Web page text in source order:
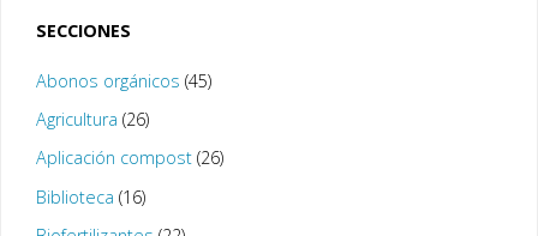
SECCIONES
Abonos orgánicos (45)
Agricultura (26)
Aplicación compost(26)
Biblioteca (16)